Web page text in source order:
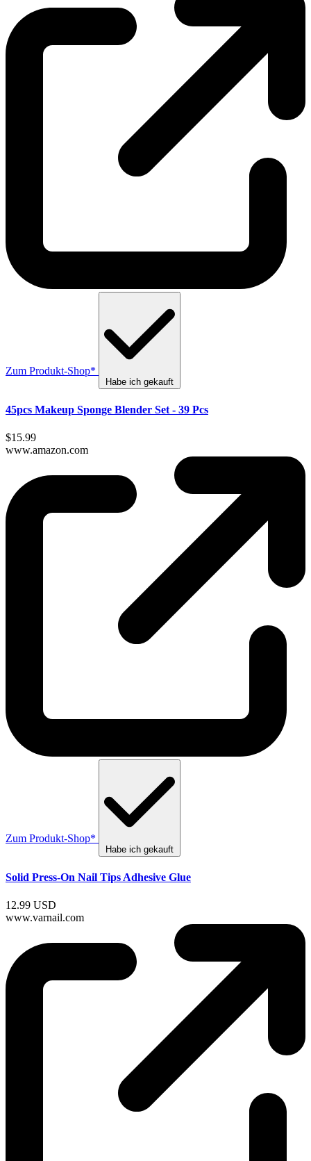
Zum Produkt-Shop*
Habe ich gekauft
45pcs Makeup Sponge Blender Set - 39 Pcs
$15.99
www.amazon.com
Zum Produkt-Shop*
Habe ich gekauft
Solid Press-On Nail Tips Adhesive Glue
12.99 USD
www.varnail.com